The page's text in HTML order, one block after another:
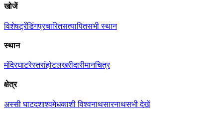
खोजें
विशेषट्रेंडिंगप्रचारितसत्यापितसभी स्थान
स्थान
मंदिरघाटरेस्तरांहोटलखरीदारीमानचित्र
क्षेत्र
अस्सी घाटदशाश्वमेधकाशी विश्वनाथसारनाथसभी देखें